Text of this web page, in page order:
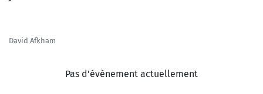
David Afkham
Pas d'évènement actuellement